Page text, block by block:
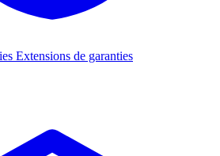
Extensions de garanties